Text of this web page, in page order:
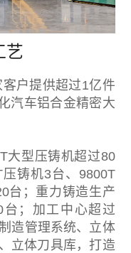
艺
户提供超过1亿件
汽车铝合金精密大
型压铸机超过80
铸机3台、9800T
台；重力铸造生产
；加工中心超过
造管理系统、立体
立体刀具库，打造